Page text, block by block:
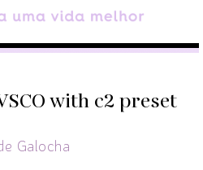
with c2 preset
Galocha